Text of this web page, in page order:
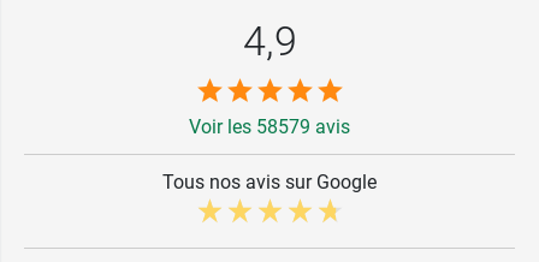
4,9
Voir les 58579 avis
Tous nos avis sur Google